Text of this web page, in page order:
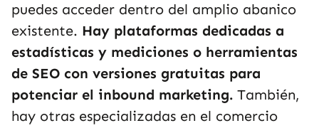
puedes acceder dentro del amplio abanico
existente. Hay plataformas dedicadas a
estadísticas y mediciones o herramientas
de SEO con versiones gratuitas para
potenciar el inbound marketing. También,
hay otras especializadas en el comercio